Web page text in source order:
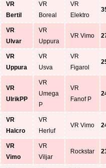
VR
Bertil
VR
Boreal
VR
Elektro
VR
Ulvar
VR
Uppura
VR Vimo
VR
Uppura
VR
Usva
VR
Figarol
VR
UlrikPP
VR
Umega
P
VR
Fanof P
VR
Halcro
VR
Herluf
VR Vimo
VR
Vimo
VR
Viljar
Rockstar